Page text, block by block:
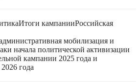
Итоги кампанииРоссийская
мобилизация и
начала политической активизации
кампании 2025 года и
года